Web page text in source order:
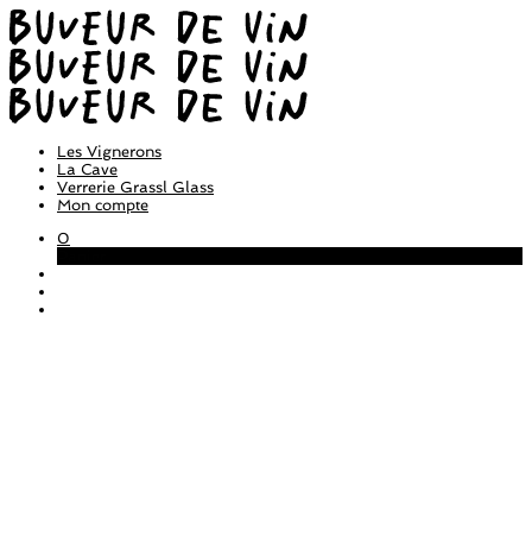
Les Vignerons
La Cave
Verrerie Grassl Glass
Mon compte
0